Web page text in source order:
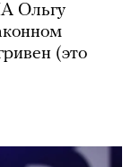
Ольгу
(это